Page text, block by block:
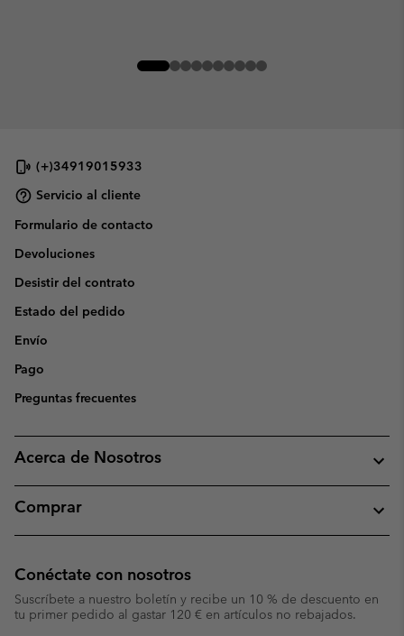
(+)34919015933
Servicio al cliente
Formulario de contacto
Devoluciones
Desistir del contrato
Estado del pedido
Envío
Pago
Preguntas frecuentes
Acerca de Nosotros
Comprar
Conéctate con nosotros
Suscríbete a nuestro boletín y recibe un 10 % de descuento en
tu primer pedido al gastar 120 € en artículos no rebajados.